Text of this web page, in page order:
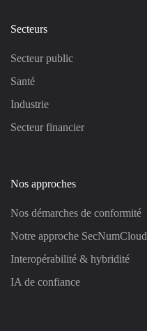
Secteurs
Secteur public
Santé
Industrie
Secteur financier
Nos approches
Nos démarches de conformité
Notre approche SecNumCloud
Interopérabilité & hybridité
IA de confiance